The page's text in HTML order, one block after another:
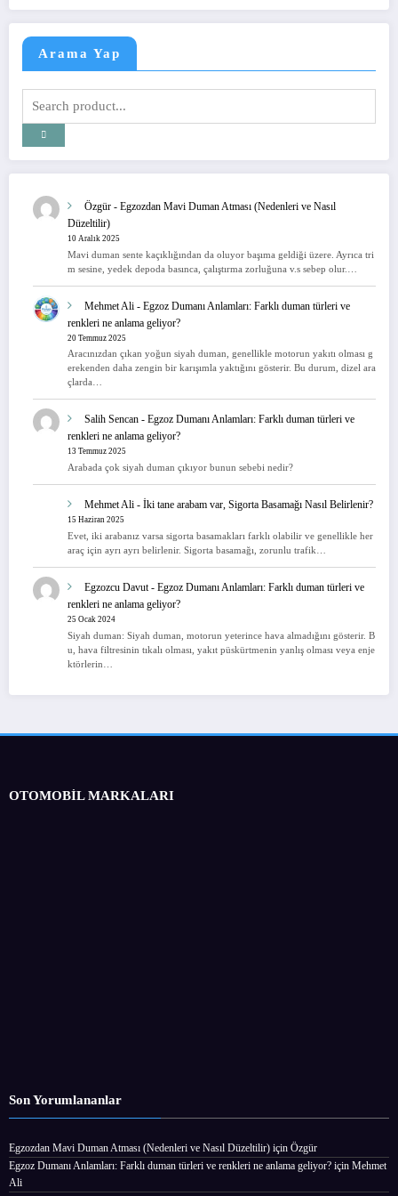
Arama Yap
Özgür - Egzozdan Mavi Duman Atması (Nedenleri ve Nasıl
Düzeltilir)
10 Aralık 2025
Mavi duman sente kaçıklığından da oluyor başıma geldiği üzere. Ayrıca tri
m sesine, yedek depoda basınca, çalıştırma zorluğuna v.s sebep olur.…
Mehmet Ali - Egzoz Dumanı Anlamları: Farklı duman türleri ve
renkleri ne anlama geliyor?
20 Temmuz 2025
Aracınızdan çıkan yoğun siyah duman, genellikle motorun yakıtı olması g
erekenden daha zengin bir karışımla yaktığını gösterir. Bu durum, dizel ara
çlarda…
Salih Sencan - Egzoz Dumanı Anlamları: Farklı duman türleri ve
renkleri ne anlama geliyor?
13 Temmuz 2025
Arabada çok siyah duman çıkıyor bunun sebebi nedir?
Mehmet Ali - İki tane arabam var, Sigorta Basamağı Nasıl Belirlenir?
15 Haziran 2025
Evet, iki arabanız varsa sigorta basamakları farklı olabilir ve genellikle her
araç için ayrı ayrı belirlenir. Sigorta basamağı, zorunlu trafik…
Egzozcu Davut- Egzoz Dumanı Anlamları: Farklı duman türleri ve
renkleri ne anlama geliyor?
25 Ocak 2024
Siyah duman: Siyah duman, motorun yeterince hava almadığını gösterir. B
u, hava filtresinin tıkalı olması, yakıt püskürtmenin yanlış olması veya enje
ktörlerin…
OTOMOBİL MARKALARI
Son Yorumlananlar
Egzozdan Mavi Duman Atması (Nedenleri ve Nasıl Düzeltilir) için Özgür
Egzoz Dumanı Anlamları: Farklı duman türleri ve renkleri ne anlama geliyor? için Mehmet
Ali